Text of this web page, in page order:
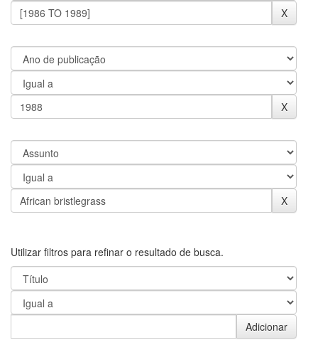
Utilizar filtros para refinar o resultado de busca.